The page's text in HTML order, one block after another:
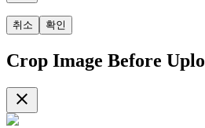
취소 확인
Crop Image Before
close